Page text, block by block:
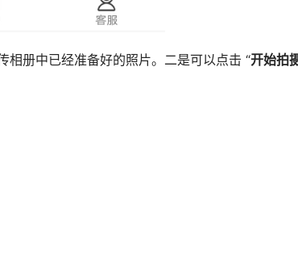
相册中已经准备好的照片。二是可以点击 “开始拍